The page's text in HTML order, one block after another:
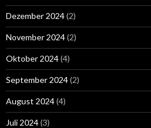
Dezember 2024(2)
November 2024(2)
Oktober 2024(4)
September 2024(2)
August 2024(4)
Juli 2024(3)